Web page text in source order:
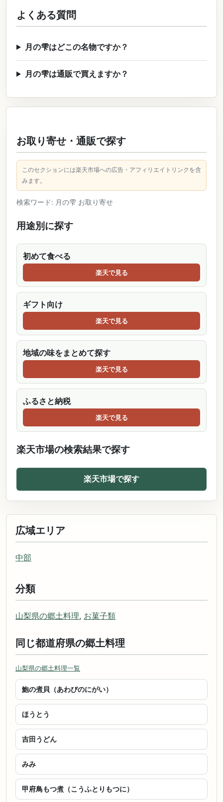
よくある質問
月の雫はどこの名物ですか？
月の雫は通販で買えますか？
お取り寄せ・通販で探す
このセクションには楽天市場への広告・アフィリエイトリンクを含
みます。
検索ワード: 月の雫 お取り寄せ
用途別に探す
初めて食べる
楽天で見る
ギフト向け
楽天で見る
地域の味をまとめて探す
楽天で見る
ふるさと納税
楽天で見る
楽天市場の検索結果で探す
楽天市場で探す
広域エリア
中部
分類
山梨県の郷土料理, お菓子類
同じ都道府県の郷土料理
山梨県の郷土料理一覧
鮑の煮貝（あわびのにがい）
ほうとう
吉田うどん
みみ
甲府鳥もつ煮（こうふとりもつに）